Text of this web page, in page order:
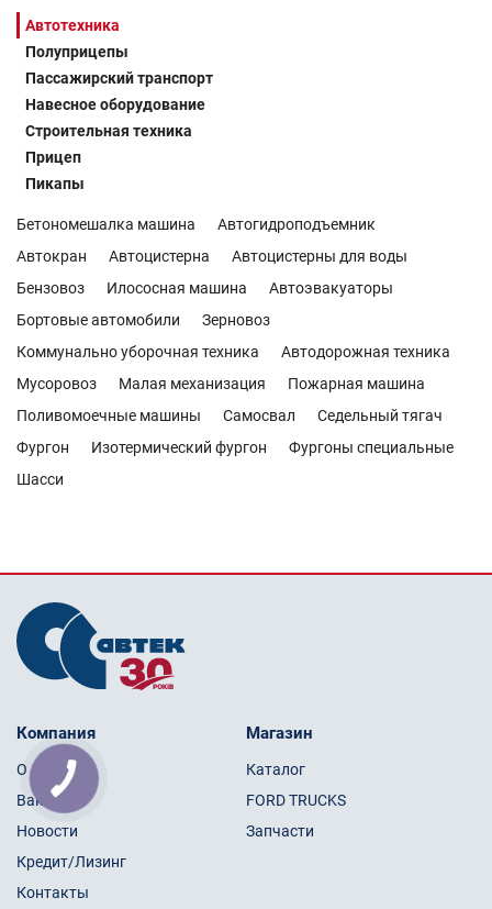
Автотехника
Полуприцепы
Пассажирский транспорт
Навесное оборудование
Строительная техника
Прицеп
Пикапы
Бетономешалка машина
Автогидроподъемник
Автокран
Автоцистерна
Автоцистерны для воды
Бензовоз
Илососная машина
Автоэвакуаторы
Бортовые автомобили
Зерновоз
Коммунально уборочная техника
Автодорожная техника
Мусоровоз
Малая механизация
Пожарная машина
Поливомоечные машины
Самосвал
Седельный тягач
Фургон
Изотермический фургон
Фургоны специальные
Шасси
Компания
О нас
Вакансии
Новости
Кредит/Лизинг
Контакты
Магазин
Каталог
FORD TRUCKS
Запчасти